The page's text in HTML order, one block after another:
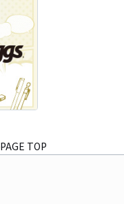
PAGE TOP